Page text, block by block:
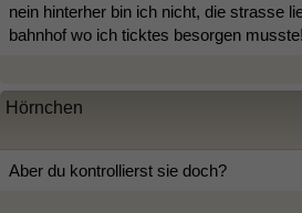
nein hinterher bin ich nicht, die strasse
bahnhof wo ich ticktes besorgen musste!
Hörnchen
Aber du kontrollierst sie doch?